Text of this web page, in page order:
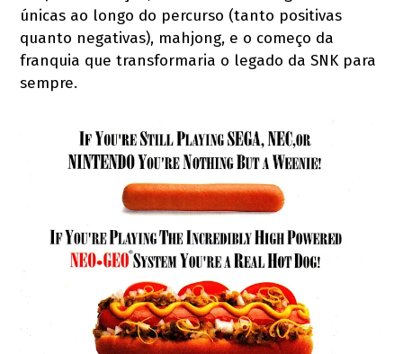
únicas ao longo do percurso (tanto positivas
quanto negativas), mahjong, e o começo da
franquia que transformaria o legado da SNK para
sempre.